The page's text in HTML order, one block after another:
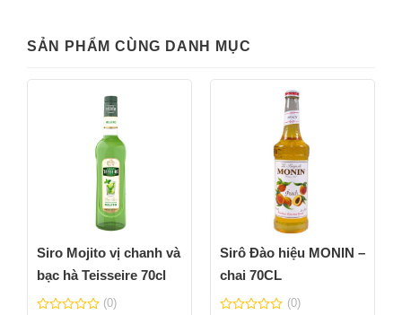
SẢN PHẨM CÙNG DANH MỤC
Siro Mojito vị chanh và
bạc hà Teisseire 70cl
(0)
Sirô Đào hiệu MONIN –
chai 70CL
(0)